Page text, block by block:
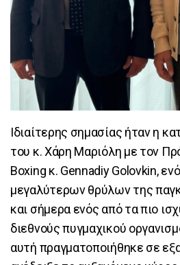
Ιδιαίτερης σημασίας ήταν η
του κ. Χάρη Μαριόλη με τον
Boxing κ. Gennadiy Golovkin,
μεγαλύτερων θρύλων της
και σήμερα ενός από τα πιο
διεθνούς πυγμαχικού
αυτή πραγματοποιήθηκε σε